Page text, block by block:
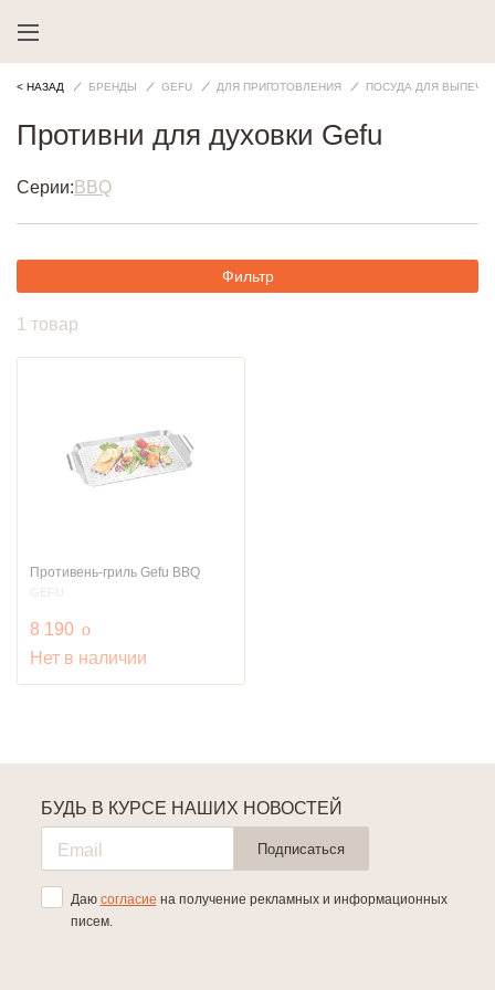
< НАЗАД БРЕНДЫ GEFU ДЛЯ ПРИГОТОВЛЕНИЯ ПОСУДА ДЛЯ
Противни для духовки Gefu
Серии: BBQ
Фильтр
1 товар
Противень-гриль Gefu BBQ
GEFU
8 190 руб.
o
Нет в наличии
БУДЬ В КУРСЕ НАШИХ НОВОСТЕЙ
Подписаться
Даю согласие на получение рекламных и информационных
писем.